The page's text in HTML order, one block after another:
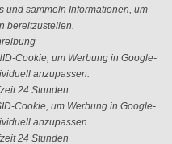
und sammeln Informationen, um
bereitzustellen.
Cookie, um Werbung in Google-
anzupassen.
24 Stunden
Cookie, um Werbung in Google-
anzupassen.
24 Stunden